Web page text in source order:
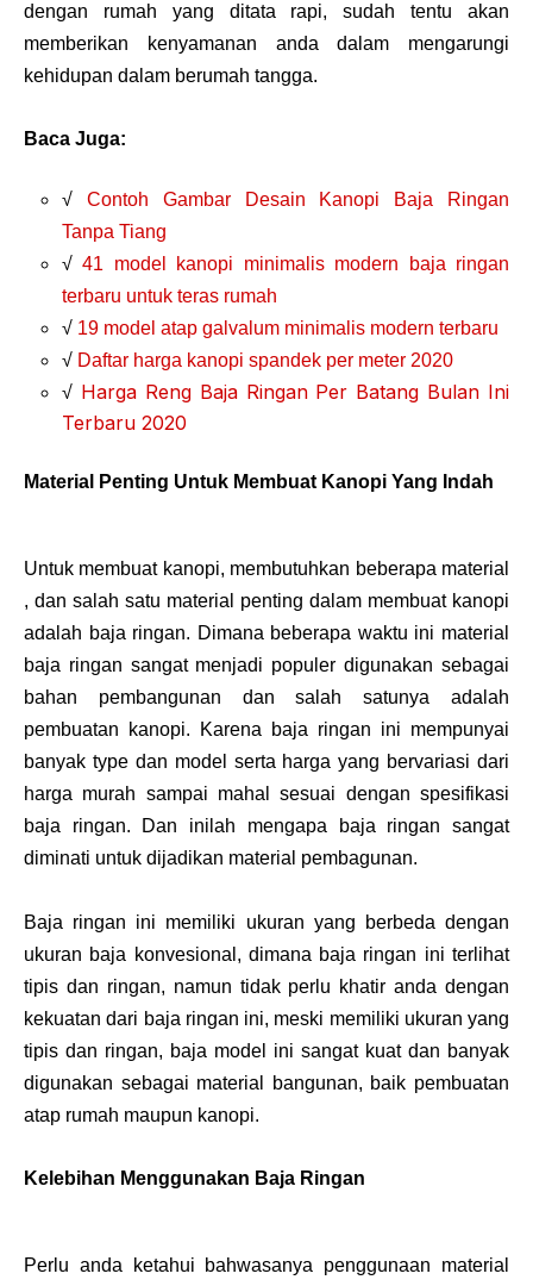
dengan rumah yang ditata rapi, sudah tentu akan
memberikan kenyamanan anda dalam mengarungi
kehidupan dalam berumah tangga.
Baca Juga:
√ Contoh Gambar Desain Kanopi Baja Ringan
Tanpa Tiang
√41 model kanopi minimalis modern baja ringan
terbaru untuk teras rumah
√ 19 model atap galvalum minimalis modern terbaru
√ Daftar harga kanopi spandek per meter 2020
√ Harga Reng Baja Ringan Per Batang Bulan Ini
Terbaru 2020
Material Penting Untuk Membuat Kanopi Yang Indah
Untuk membuat kanopi, membutuhkan beberapa material
, dan salah satu material penting dalam membuat kanopi
adalah baja ringan. Dimana beberapa waktu ini material
baja ringan sangat menjadi populer digunakan sebagai
bahan pembangunan dan salah satunya adalah
pembuatan kanopi. Karena baja ringan ini mempunyai
banyak type dan model serta harga yang bervariasi dari
harga murah sampai mahal sesuai dengan spesifikasi
baja ringan. Dan inilah mengapa baja ringan sangat
diminati untuk dijadikan material pembagunan.
Baja ringan ini memiliki ukuran yang berbeda dengan
ukuran baja konvesional, dimana baja ringan ini terlihat
tipis dan ringan, namun tidak perlu khatir anda dengan
kekuatan dari baja ringan ini, meski memiliki ukuran yang
tipis dan ringan, baja model ini sangat kuat dan banyak
digunakan sebagai material bangunan, baik pembuatan
atap rumah maupun kanopi.
Kelebihan Menggunakan Baja Ringan
Perlu anda ketahui bahwasanya penggunaan material